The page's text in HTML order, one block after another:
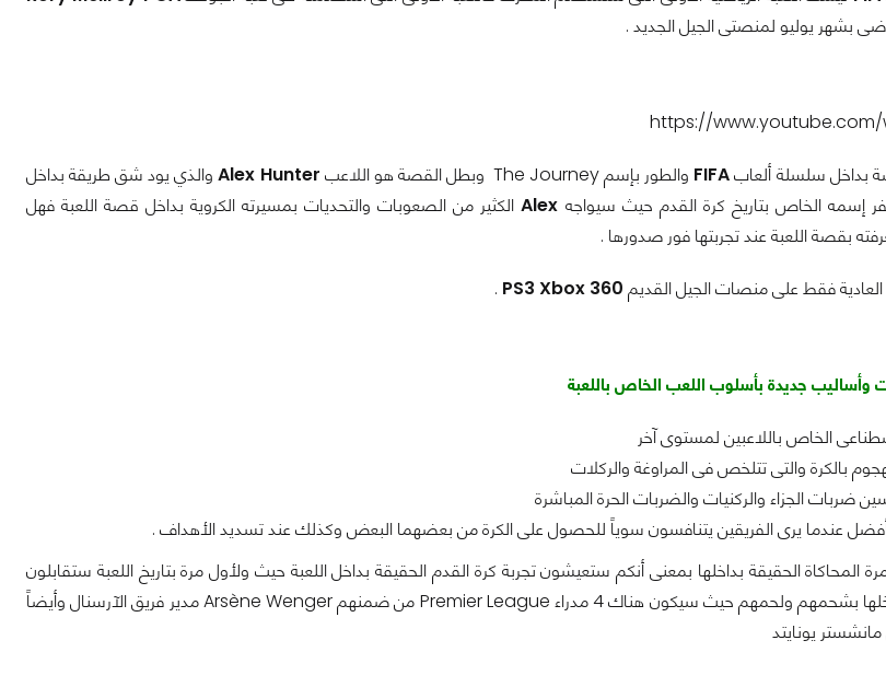
بشهر يوليو لمنصتى الجيل الجديد .
https://www.youtube.com/
بداخل سلسلة ألعابFIFA والطور بإسم The Journey وبطل القصة هو اللاعب Alex Hunterوالذي يود شق طريقة بداخل
إسمه الخاص بتاريخ كرة القدم حيث سيواجه Alexالكثير من الصعوبات والتحديات بمسيرته الكروية بداخل قصة اللعبة فهل
بقصة اللعبة عند تجربتها فور صدورها .
فقط على منصات الجيل القديم PS3 Xbox 360
.
الخاص باللاعبين لمستوى آخر
بالكرة والتى تتلخص فى المراوغة والركلات
ضربات الجزاء والركنيات والضربات الحرة المباشرة
عندما يرى الفريقين يتنافسون سوياً للحصول على الكرة من بعضهما البعض وكذلك عند تسديد الأهداف .
المحاكاة الحقيقة بداخلها بمعنى أنكم ستعيشون تجربة كرة القدم الحقيقة بداخل اللعبة حيث ولأول مرة بتاريخ اللعبة ستقابلون
مدراء Premier League بداخلها بشحمهم ولحمهم حيث سيكون هناك 4 مدراء Premier League من ضمنهم Arsène Wenger مدير فريق الآرسنال وأيضاً